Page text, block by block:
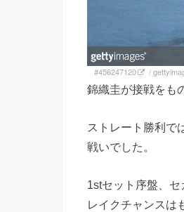
#456247120 /
錦織圭が接戦をも
ストレート勝利で
戦いでした。
1stセット序盤、
レイクチャンスは